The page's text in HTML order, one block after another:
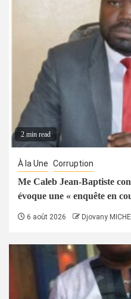
2 min read
À la Une Corruption
Me Caleb Jean-Baptiste
évoque une « enquête en
6 août 2026 Djovany